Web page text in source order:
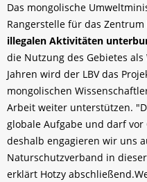
Das mongolische
Rangerstelle für das
illegalen Aktivitäten
die Nutzung des Gebietes
Jahren wird der LBV das
mongolischen
Arbeit weiter unterstützen.
globale Aufgabe und darf
deshalb engagieren wir uns
Naturschutzverband in
erklärt Hotzy